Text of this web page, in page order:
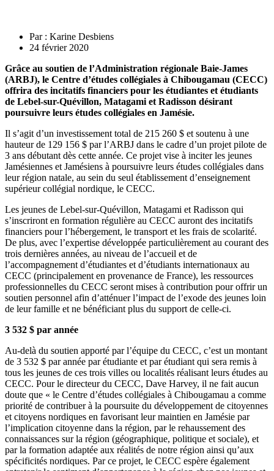
Par : Karine Desbiens
24 février 2020
Grâce au soutien de l’Administration régionale Baie-James
(ARBJ), le Centre d’études collégiales à Chibougamau (CECC)
offrira des incitatifs financiers pour les étudiantes et étudiants
de Lebel-sur-Quévillon, Matagami et Radisson désirant
poursuivre leurs études collégiales en Jamésie.
Il s’agit d’un investissement total de 215 260 $ et soutenu à une
hauteur de 129 156 $ par l’ARBJ dans le cadre d’un projet pilote de
3 ans débutant dès cette année. Ce projet vise à inciter les jeunes
Jamésiennes et Jamésiens à poursuivre leurs études collégiales dans
leur région natale, au sein du seul établissement d’enseignement
supérieur collégial nordique, le CECC.
Les jeunes de Lebel-sur-Quévillon, Matagami et Radisson qui
s’inscriront en formation régulière au CECC auront des incitatifs
financiers pour l’hébergement, le transport et les frais de scolarité.
De plus, avec l’expertise développée particulièrement au courant des
trois dernières années, au niveau de l’accueil et de
l’accompagnement d’étudiantes et d’étudiants internationaux au
CECC (principalement en provenance de France), les ressources
professionnelles du CECC seront mises à contribution pour offrir un
soutien personnel afin d’atténuer l’impact de l’exode des jeunes loin
de leur famille et ne bénéficiant plus du support de celle-ci.
3 532 $ par année
Au-delà du soutien apporté par l’équipe du CECC, c’est un montant
de 3 532 $ par année par étudiante et par étudiant qui sera remis à
tous les jeunes de ces trois villes ou localités réalisant leurs études au
CECC. Pour le directeur du CECC, Dave Harvey, il ne fait aucun
doute que « le Centre d’études collégiales à Chibougamau a comme
priorité de contribuer à la poursuite du développement de citoyennes
et citoyens nordiques en favorisant leur maintien en Jamésie par
l’implication citoyenne dans la région, par le rehaussement des
connaissances sur la région (géographique, politique et sociale), et
par la formation adaptée aux réalités de notre région ainsi qu’aux
spécificités nordiques. Par ce projet, le CECC espère également